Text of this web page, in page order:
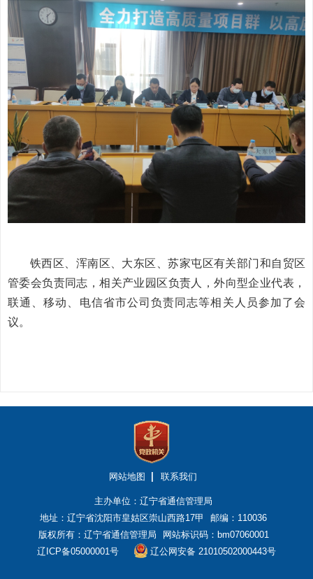
铁西区、浑南区、大东区、苏家屯区有关部门和自贸区
管委会负责同志，相关产业园区负责人，外向型企业代表，
联通、移动、电信省市公司负责同志等相关人员参加了会
议。
网站地图 联系我们
主办单位：辽宁省通信管理局
地址：辽宁省沈阳市皇姑区崇山西路17甲
邮编：110036
版权所有：辽宁省通信管理局
网站标识码：bm07060001
辽ICP备05000001号
辽公网安备 21010502000443号